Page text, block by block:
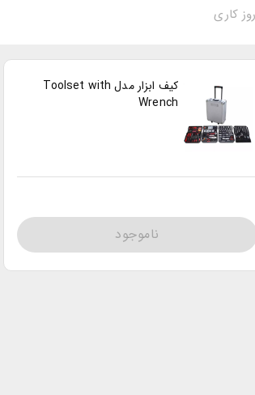
کیف ابزار مدل Toolset with
Wrench
ناموجود